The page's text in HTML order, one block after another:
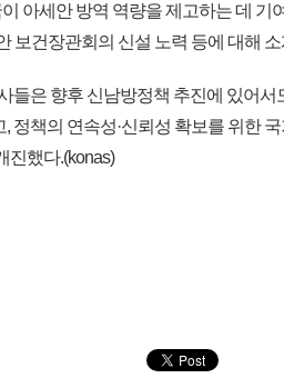
아세안 방역 역량을 제고하는 데 기
보건장관회의 신설 노력 등에 대해
들은 향후 신남방정책 추진에 있어
정책의 연속성·신뢰성 확보를 위한
진했다.(konas)